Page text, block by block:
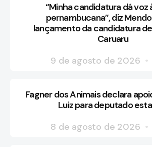
“Minha candidatura dá voz
pernambucana”, diz
lançamento da candidatura
Caruaru
9 de agosto de 2026
Fagner dos Animais declara
Luiz para deputado
8 de agosto de 2026